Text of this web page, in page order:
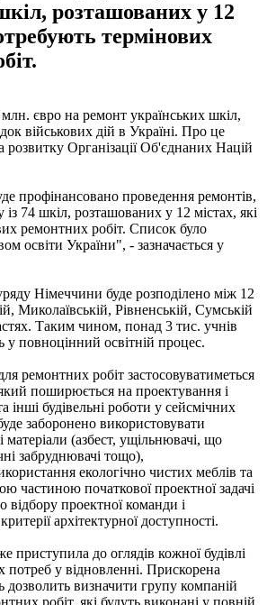
розташованих у 12
термінових
євро на ремонт українських шкіл,
військових дій в Україні. Про це
розвитку Організації Об'єднаних Націй
профінансовано проведення ремонтів,
із 74 шкіл, розташованих у 12 містах, які
ремонтних робіт. Список було
освіти України", - зазначається у
Німеччини буде розподілено між 12
Миколаївській, Рівненській, Сумській
Таким чином, понад 3 тис. учнів
у повноцінний освітній процес.
ремонтних робіт застосовуватиметься
поширюється на проектування і
інші будівельні роботи у сейсмічних
заборонено використовувати
матеріали (азбест, ущільнювачі, що
забруднювачі тощо),
екологічно чистих меблів та
частиною початкової проектної задачі
проектної команди і
архітектурної доступності.
до оглядів кожної будівлі
потреб у відновленні. Прискорена
дозволить визначити групу компаній
робіт, які будуть виконані у повній